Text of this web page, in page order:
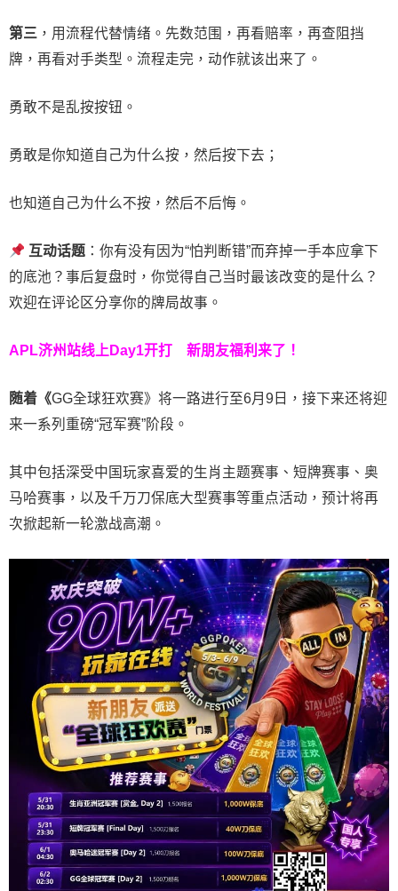
第三 ，用流程代替情绪。先数范围，再看赔率，再查阻挡
牌，再看对手类型。流程走完，动作就该出来了。
勇敢不是乱按按钮。
勇敢是你知道自己为什么按，然后按下去；
也知道自己为什么不按，然后不后悔。
互动话题：你有没有因为“怕判断错”而弃掉一手本应拿下
的底池？事后复盘时，你觉得自己当时最该改变的是什么？
欢迎在评论区分享你的牌局故事。
APL济州站线上Day1开打 新朋友福利来了！
随着《GG全球狂欢赛》将一路进行至6月9日，接下来还将迎
来一系列重磅“冠军赛”阶段。
其中包括深受中国玩家喜爱的生肖主题赛事、短牌赛事、奥
马哈赛事，以及千万刀保底大型赛事等重点活动，预计将再
次掀起新一轮激战高潮。